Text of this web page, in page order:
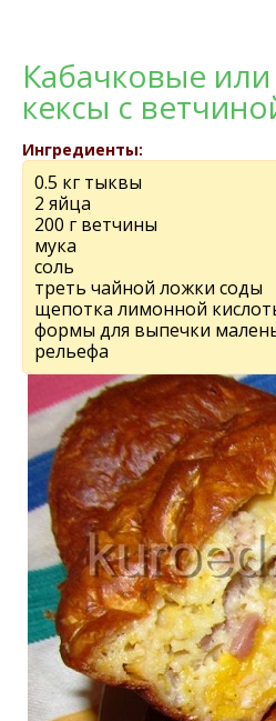
Кабачковые
кексы с
Ингредиенты:
0.5 кг тыквы
2 яйца
200 г ветчины
мука
соль
треть чайной ложки соды
щепотка лимонной
формы для выпечки
рельефа